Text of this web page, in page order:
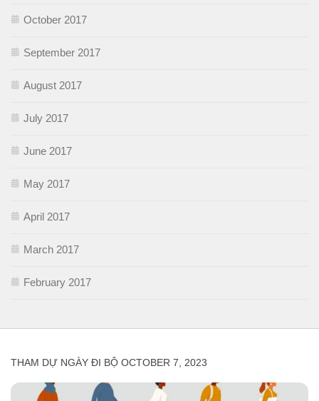
October 2017
September 2017
August 2017
July 2017
June 2017
May 2017
April 2017
March 2017
February 2017
THAM DỰ NGÀY ĐI BỘ OCTOBER 7, 2023